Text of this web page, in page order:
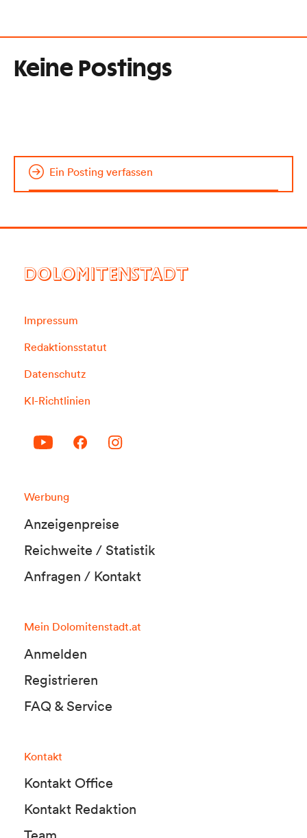
Keine Postings
Ein Posting verfassen
DOLOMITENSTADT
Impressum
Redaktionsstatut
Datenschutz
KI-Richtlinien
Werbung
Anzeigenpreise
Reichweite / Statistik
Anfragen / Kontakt
Mein Dolomitenstadt.at
Anmelden
Registrieren
FAQ & Service
Kontakt
Kontakt Office
Kontakt Redaktion